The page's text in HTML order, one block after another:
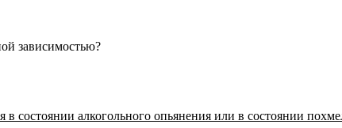
зависимостью?
алкогольного опьянения или в состоянии